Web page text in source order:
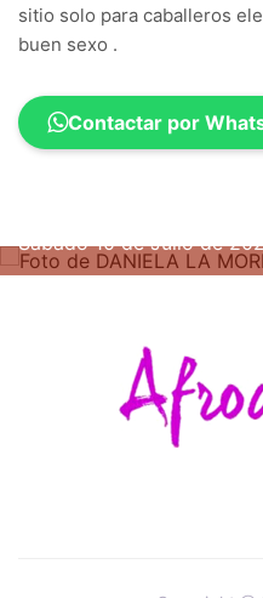
sitio solo para caballeros
buen sexo .
Contactar por
Sábado 10 de Julio de